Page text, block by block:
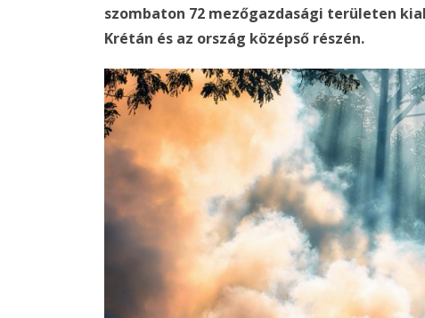
szombaton 72 mezőgazdasági területen
Krétán és az ország középső részén.